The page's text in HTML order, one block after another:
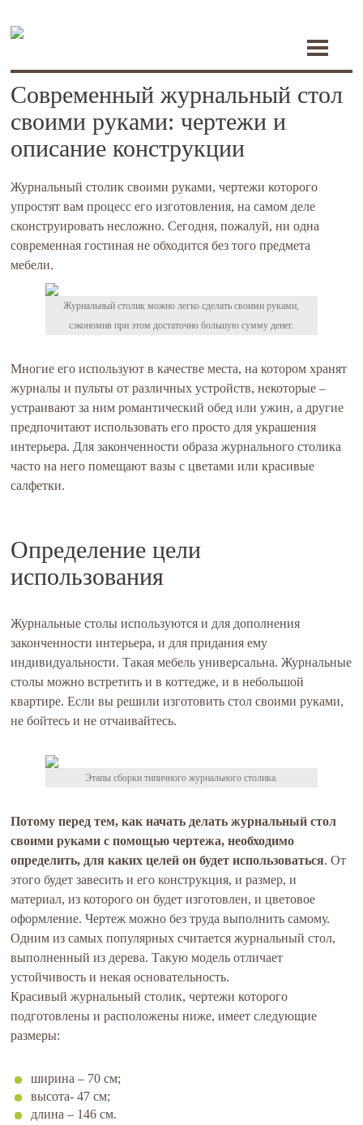
Toggle
Современный журнальный стол
своими руками: чертежи и
описание конструкции
Журнальный столик своими руками, чертежи которого
упростят вам процесс его изготовления, на самом деле
сконструировать несложно. Сегодня, пожалуй, ни одна
современная гостиная не обходится без того предмета
мебели.
Журнальный столик можно легко сделать своими руками,
сэкономив при этом достаточно большую сумму денег.
Многие его используют в качестве места, на котором хранят
журналы и пульты от различных устройств, некоторые –
устраивают за ним романтический обед или ужин, а другие
предпочитают использовать его просто для украшения
интерьера. Для законченности образа журнального столика
часто на него помещают вазы с цветами или красивые
салфетки.
Определение цели
использования
Журнальные столы используются и для дополнения
законченности интерьера, и для придания ему
индивидуальности. Такая мебель универсальна. Журнальные
столы можно встретить и в коттедже, и в небольшой
квартире. Если вы решили изготовить стол своими руками,
не бойтесь и не отчаивайтесь.
Этапы сборки типичного журнального столика.
Потому перед тем, как начать делать журнальный стол
своими руками с помощью чертежа, необходимо
определить, для каких целей он будет использоваться. От
этого будет завесить и его конструкция, и размер, и
материал, из которого он будет изготовлен, и цветовое
оформление. Чертеж можно без труда выполнить самому.
Одним из самых популярных считается журнальный стол,
выполненный из дерева. Такую модель отличает
устойчивость и некая основательность.
Красивый журнальный столик, чертежи которого
подготовлены и расположены ниже, имеет следующие
размеры:
ширина – 70 см;
высота- 47 см;
длина – 146 см.